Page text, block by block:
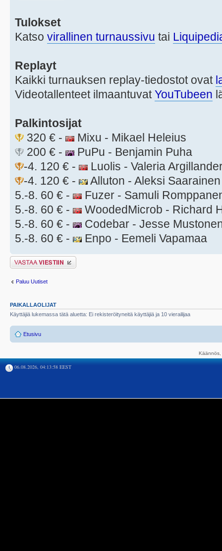
Tulokset
Katso virallinen turnaussivu tai
Replayt
Kaikki turnauksen replay-tiedostot ovat
Videotallenteet ilmaantuvatYouTubeen
Palkintosijat
320 € -
Mixu - Mikael Heleius
200 € -
PuPu - Benjamin Puha
-4. 120 € -
Luolis - Valeria
-4. 120 € -
Alluton - Aleksi Saarainen
5.-8. 60 € -
Fuzer - Samuli
5.-8. 60 € -
WoodedMicrob - Richard
5.-8. 60 € -
Codebar - Jesse
5.-8. 60 € -
Enpo - Eemeli Vapamaa
Lähetä vastaus
Paluu Uutiset
PAIKALLAOLIJAT
Käyttäjiä lukemassa tätä aluetta: Ei rekisteröityneitä käyttäjiä ja 10 vierailijaa
Etusivu
06.08.2026, 04:13:58 EEST